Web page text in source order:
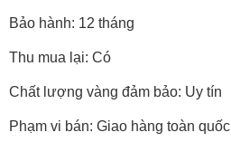
Bảo hành: 12 tháng
Thu mua lại: Có
Chất lượng vàng đảm bảo: Uy tín
Phạm vi bán: Giao hàng toàn quốc